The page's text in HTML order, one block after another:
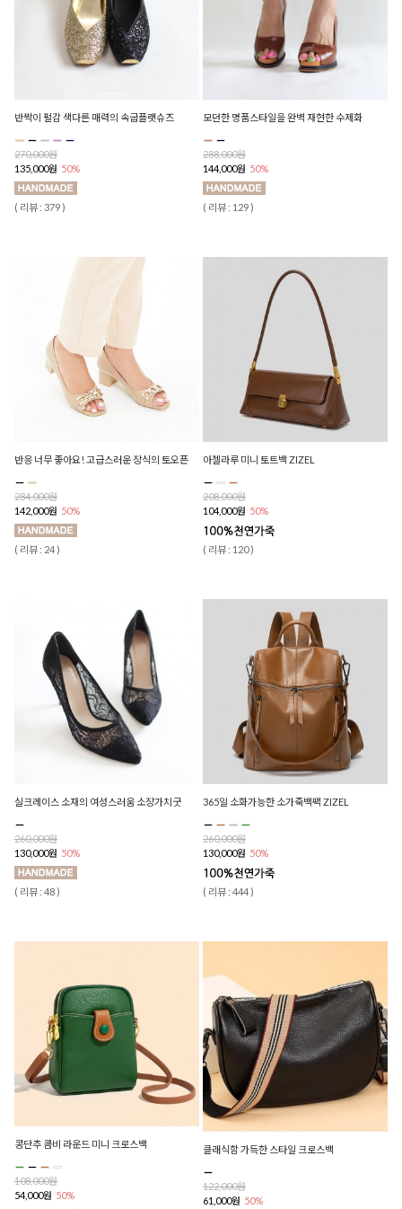
반짝이 펄감 색다른 매력의 속굽플랫슈즈
270,000원
135,000원 50%
( 리뷰 : 379 )
모던한 명품스타일을 완벽 재현한 수제화
288,000원
144,000원 50%
( 리뷰 : 129 )
반응 너무 좋아요! 고급스러운 장식의 토오픈
284,000원
142,000원 50%
( 리뷰 : 24 )
아젤라루 미니 토트백 ZIZEL
208,000원
104,000원 50%
( 리뷰 : 120 )
실크레이스 소재의 여성스러움 소장가치굿
260,000원
130,000원 50%
( 리뷰 : 48 )
365일 소화가능한 소가죽백팩 ZIZEL
260,000원
130,000원 50%
( 리뷰 : 444 )
콩단추 콤비 라운드 미니 크로스백
108,000원
54,000원 50%
클래식함 가득한 스타일 크로스백
122,000원
61,000원 50%